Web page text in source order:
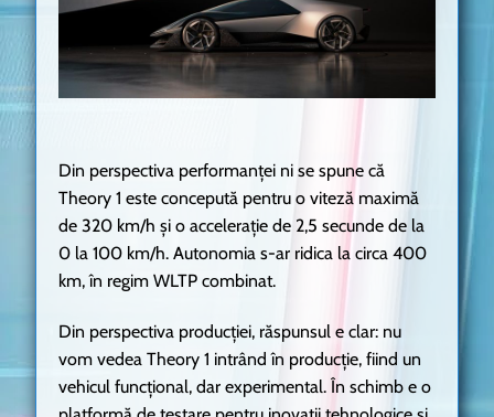
Din perspectiva performanței ni se spune că
Theory 1 este concepută pentru o viteză maximă
de 320 km/h și o accelerație de 2,5 secunde de la
0 la 100 km/h. Autonomia s-ar ridica la circa 400
km, în regim WLTP combinat.
Din perspectiva producției, răspunsul e clar: nu
vom vedea Theory 1 intrând în producție, fiind un
vehicul funcțional, dar experimental. În schimb e o